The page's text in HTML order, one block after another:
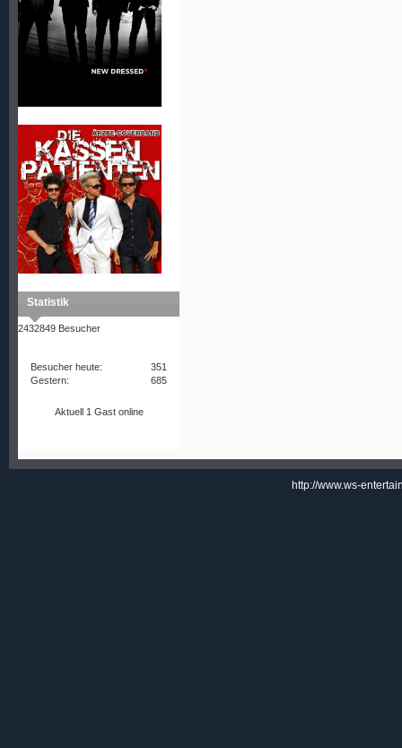
Statistik
2432849 Besucher
Besucher heute:
351
Gestern:
685
Aktuell 1 Gast online
http://www.ws-